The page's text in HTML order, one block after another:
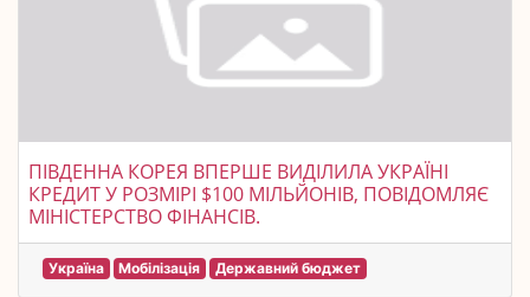
ПІВДЕННА КОРЕЯ ВПЕРШЕ ВИДІЛИЛА УКРАЇНІ
КРЕДИТ У РОЗМІРІ $100 МІЛЬЙОНІВ, ПОВІДОМЛЯЄ
МІНІСТЕРСТВО ФІНАНСІВ.
Україна Мобілізація Державний бюджет